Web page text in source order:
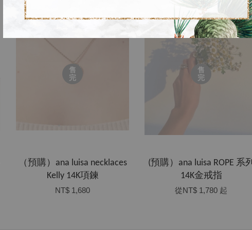
售
完
（預購）ana luisa necklaces
Kelly 14K項鍊
NT$ 1,680
售
完
(預購）ana luisa ROPE 系
14K金戒指
從NT$ 1,780 起